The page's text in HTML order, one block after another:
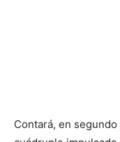
Contará, en